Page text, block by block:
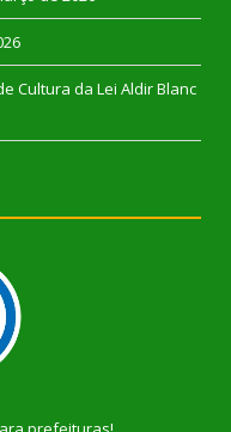
Cultura da Lei Aldir Blanc